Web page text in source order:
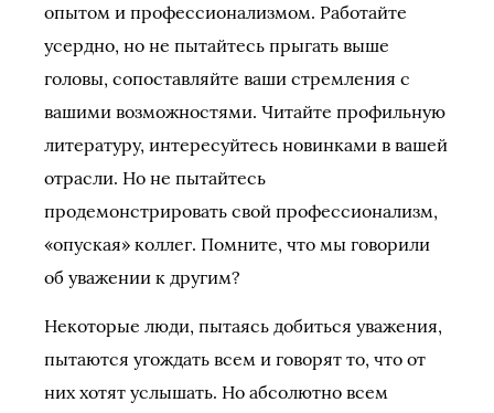
опытом и профессионализмом. Работайте
усердно, но не пытайтесь прыгать выше
головы, сопоставляйте ваши стремления с
вашими возможностями. Читайте профильную
литературу, интересуйтесь новинками в вашей
отрасли. Но не пытайтесь
продемонстрировать свой профессионализм,
«опуская» коллег. Помните, что мы говорили
об уважении к другим?
Некоторые люди, пытаясь добиться уважения,
пытаются угождать всем и говорят то, что от
них хотят услышать. Но абсолютно всем